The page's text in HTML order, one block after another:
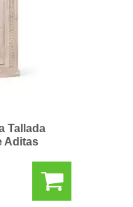
Tallada
Aditas